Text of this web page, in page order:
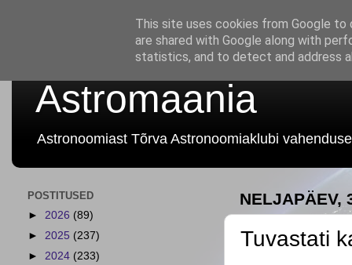
Astromaania
Astronoomiast Tõrva Astronoomiaklubi
NELJAPÄEV,
Tuvastati
POSTITUSED
► 2026 (89)
► 2025 (237)
► 2024 (233)
This site uses cookies from Google to
are shared with Google along with
statistics, and to detect and address